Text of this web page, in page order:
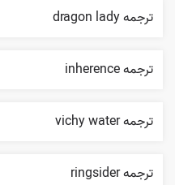
ترجمه dragon lady
ترجمه inherence
ترجمه vichy water
ترجمه ringsider